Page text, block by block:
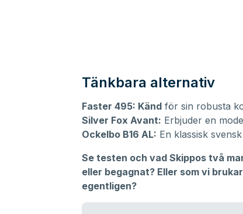
Tänkbara alternativ
Faster 495: Känd för sin robusta
Silver Fox Avant: Erbjuder en
Ockelbo B16 AL: En klassisk
Se testen och vad Skippos två
eller begagnat? Eller som vi
egentligen?